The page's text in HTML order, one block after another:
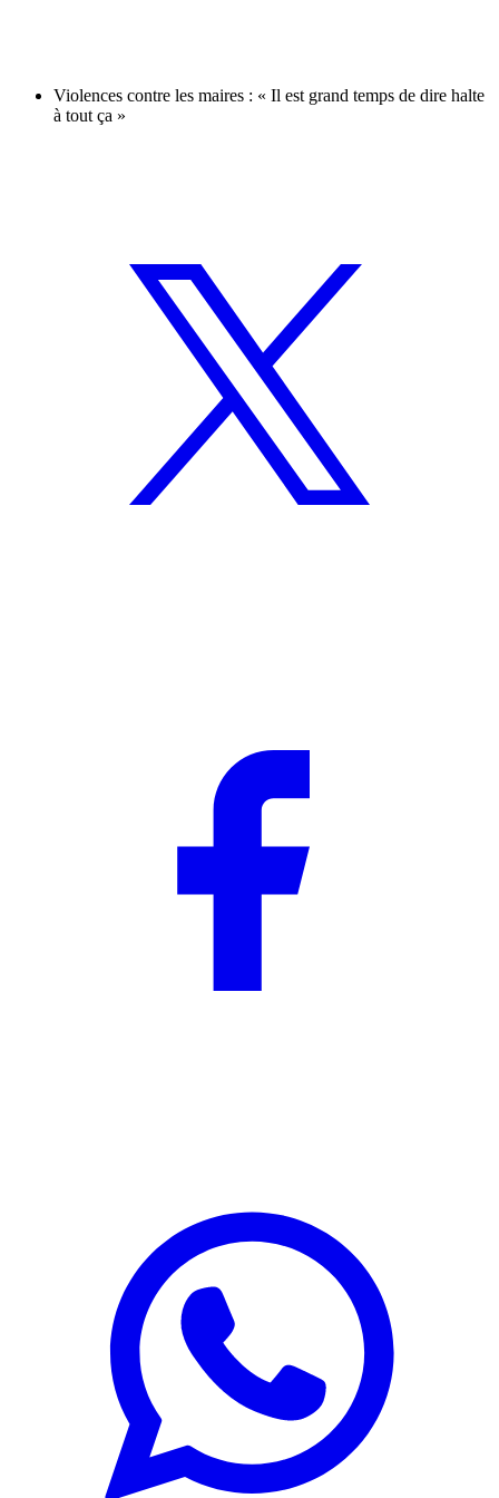
Violences contre les maires : « Il est grand temps de dire halte
à tout ça »